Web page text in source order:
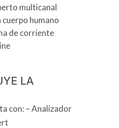
multicanal
humano
de corriente
LA
con: – Analizador